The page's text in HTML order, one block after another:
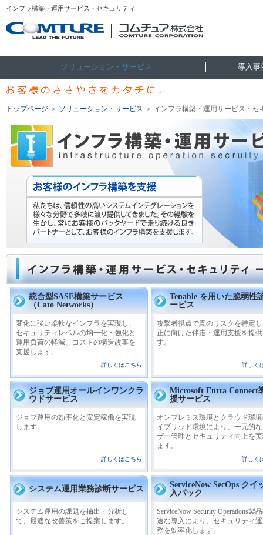
インフラ構築・運用サービス・セキュリティ
ソリューション・サービス 導入事
トップページ ＞ ソリューション・サービス ＞ インフラ構築・運用サービス・セ
統合型SASE構築サービス
（Cato Networks）
変化に強い柔軟なインフラを実現し、
セキュリティレベルの均一化・強化と
運用負荷の軽減、コストの構造改革を
支援します。
詳しくはこちら
Tenable を用いた脆弱性
ービス
攻撃者視点で真のリスクを特定
正に向けた伴走・運用支援を提
す。
詳しく
ジョブ運用オールインワンクラ
ウドサービス
ジョブ運用の効率化と安定稼働を実現
します。
詳しくはこちら
Microsoft Entra Connect
援サービス
オンプレミス環境とクラウド環
イブリッド環境により、一元的
ザー管理とセキュリティ向上を
ます。
詳しく
システム運用業務診断サービス
システム運用の課題を抽出・分析し
て、最適な改善策をご提案します。
ServiceNow SecOps クイ
入パック
ServiceNow Security Operations製
速な導入により、セキュリティ
務を効率化します。